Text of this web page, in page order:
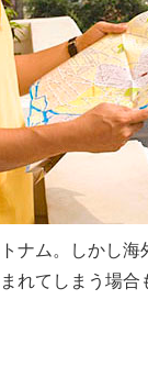
ナム。しかし
れてしまう場